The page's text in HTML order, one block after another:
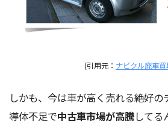
(引用元： ナビクル廃車買
しかも、今は車が高く売れる絶好
導体不足で中古車市場が高騰してる